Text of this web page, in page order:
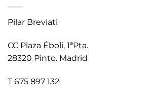
Pilar Breviati
CC Plaza Éboli, 1ªPta.
28320 Pinto. Madrid
T 675 897 132